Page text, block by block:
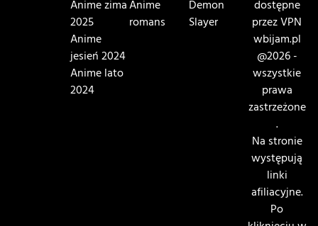
Anime zima
2025
Anime
jesień 2024
Anime lato
2024
Anime
romans
Demon
Slayer
dostępne
przez VPN
wbijam.pl
@2026 -
wszystkie
prawa
zastrzeżone
.
Na stronie
występują
linki
afiliacyjne.
Po